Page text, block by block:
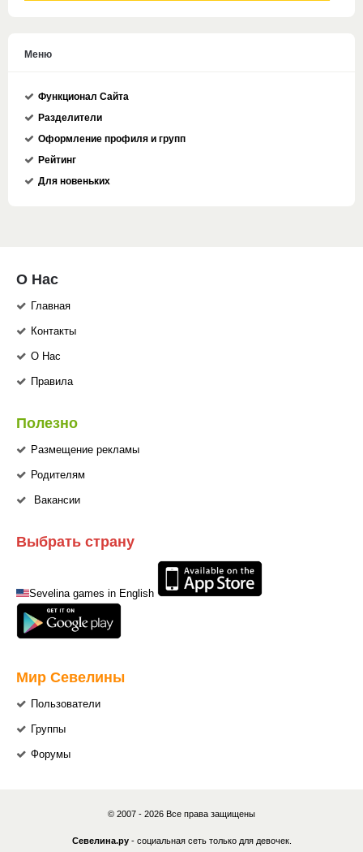
Меню
Функционал Сайта
Разделители
Оформление профиля и групп
Рейтинг
Для новеньких
О Нас
Главная
Контакты
О Нас
Правила
Полезно
Размещение рекламы
Родителям
Вакансии
Выбрать страну
Sevelina games in English
Мир Севелины
Пользователи
Группы
Форумы
© 2007 - 2026 Все права защищены
Севелина.ру- социальная сеть только для девочек.